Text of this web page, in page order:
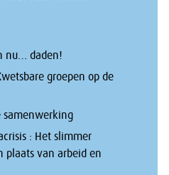
nu… daden!
groepen op de
samenwerking
: Het slimmer
plaats van arbeid en